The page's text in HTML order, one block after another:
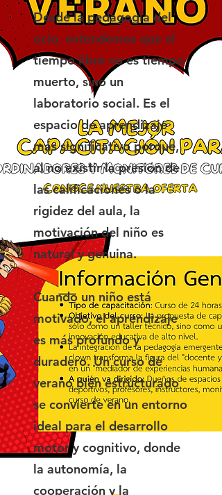
Desde la pedagogía del
ocio, entendemos que el
tiempo libre no es tiempo
muerto, sino un
laboratorio social. Es el
espacio de aprendizaje
más significativo porque,
al no existir la presión de
las calificaciones o la
rigidez del aula, la
motivación del niño es
natural y genuina.
Cuando un niño está
motivado, el aprendizaje
es más profundo y
duradero. Un curso de
verano bien estructurado
se convierte en un entorno
ideal para el desarrollo
motor y cognitivo, donde
la autonomía, la
cooperación y la